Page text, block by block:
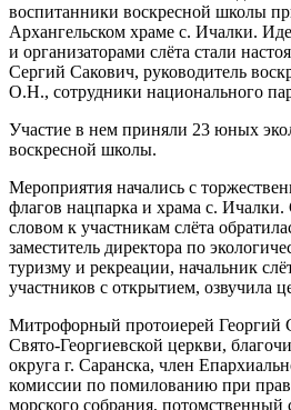
воспитанники воскресной школы
Архангельском храме с. Ичалки.
и организаторами слёта стали
Сергий Сакович, руководитель
О.Н., сотрудники национального
Участие в нем приняли 23 юных
воскресной школы.
Мероприятия начались с
флагов нацпарка и храма с.
словом к участникам слёта
заместитель директора по
туризму и рекреации, начальник
участников с открытием, озвучила
Митрофорный протоиерей Георгий
Свято-Георгиевской церкви,
округа г. Саранска, член
комиссии по помилованию при
морского собрания, потомственный